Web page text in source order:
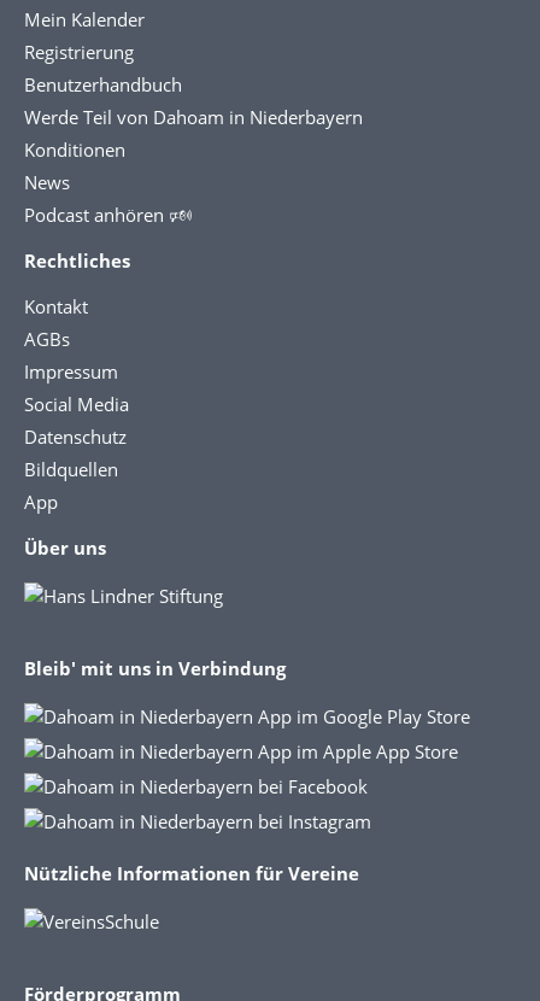
Mein Kalender
Registrierung
Benutzerhandbuch
Werde Teil von Dahoam in Niederbayern
Konditionen
News
Podcast anhören 🕬
Rechtliches
Kontakt
AGBs
Impressum
Social Media
Datenschutz
Bildquellen
App
Über uns
Bleib' mit uns in Verbindung
Nützliche Informationen für Vereine
Förderprogramm